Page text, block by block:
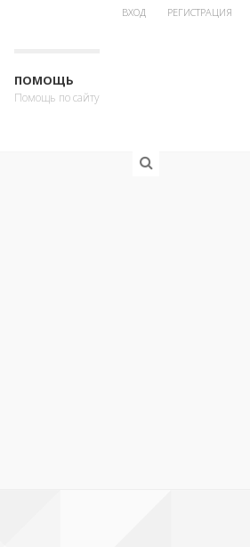
ВХОД РЕГИСТРАЦИЯ
ПОМОЩЬ
Помощь по сайту